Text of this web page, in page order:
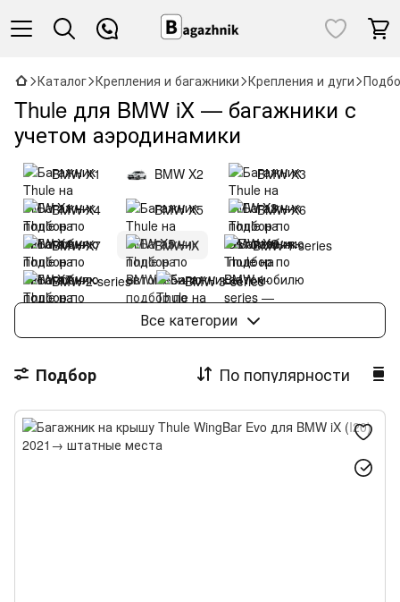
Каталог Крепления и багажники Крепления и дуги
Thule для BMW iX — багажники с
учетом аэродинамики
BMW X1 BMW X2
BMW X3
BMW X4
BMW X5
BMW X6
BMW X7
BMW iX
BMW 1-series
BMW 2-series
BMW 3-series
BMW 5-series
BMW 8-series
BMW i4
BMW i5
BMW i7
BMW iX1
Все категории
Подбор По популярности